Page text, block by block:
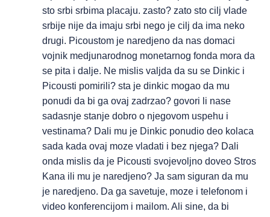
sto srbi srbima placaju. zasto? zato sto cilj vlade
srbije nije da imaju srbi nego je cilj da ima neko
drugi. Picoustom je naredjeno da nas domaci
vojnik medjunarodnog monetarnog fonda mora da
se pita i dalje. Ne mislis valjda da su se Dinkic i
Picousti pomirili? sta je dinkic mogao da mu
ponudi da bi ga ovaj zadrzao? govori li nase
sadasnje stanje dobro o njegovom uspehu i
vestinama? Dali mu je Dinkic ponudio deo kolaca
sada kada ovaj moze vladati i bez njega? Dali
onda mislis da je Picousti svojevoljno doveo Stros
Kana ili mu je naredjeno? Ja sam siguran da mu
je naredjeno. Da ga savetuje, moze i telefonom i
video konferencijom i mailom. Ali sine, da bi